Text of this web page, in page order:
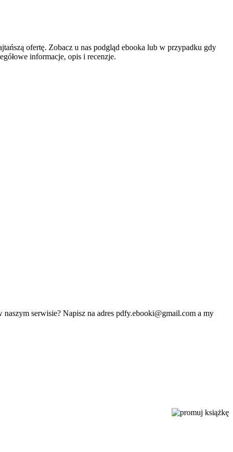
ofertę. Zobacz u nas podgląd ebooka lub w przypadku gdy
informacje, opis i recenzje.
serwisie? Napisz na adres pdfy.ebooki@gmail.com a my